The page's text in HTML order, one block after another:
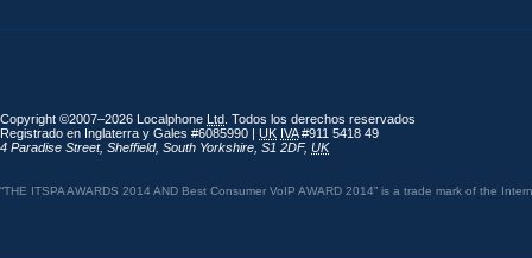
Copyright ©2007–2026 Localphone Ltd . Todos los derechos reservados
Registrado en Inglaterra y Gales #6085990 | UK IVA#911 5418 49
4 Paradise Street, Sheffield, South Yorkshire S1 2DF, UK
“THE ITSPA AWARDS 2014 AND Best Consumer VoIP AWARD 2014” is a trade mark of the